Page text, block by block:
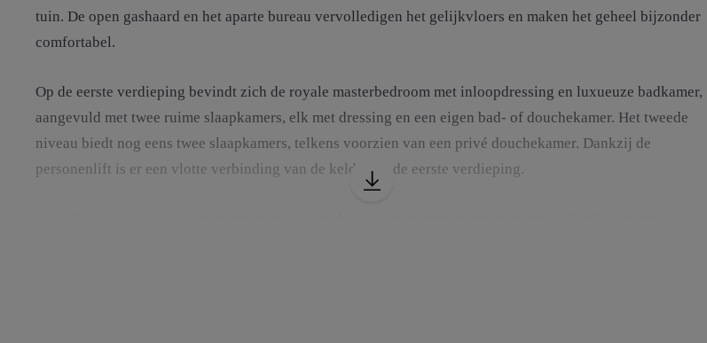
tuin. De open gashaard en het aparte bureau vervolledigen het gelijkvloers en maken het geheel bijzonder
comfortabel.
Op de eerste verdieping bevindt zich de royale masterbedroom met inloopdressing en luxueuze badkamer,
aangevuld met twee ruime slaapkamers, elk met dressing en een eigen bad- of douchekamer. Het tweede
niveau biedt nog eens twee slaapkamers, telkens voorzien van een privé douchekamer. Dankzij de
personenlift is er een vlotte verbinding van de kelder tot de eerste verdieping.